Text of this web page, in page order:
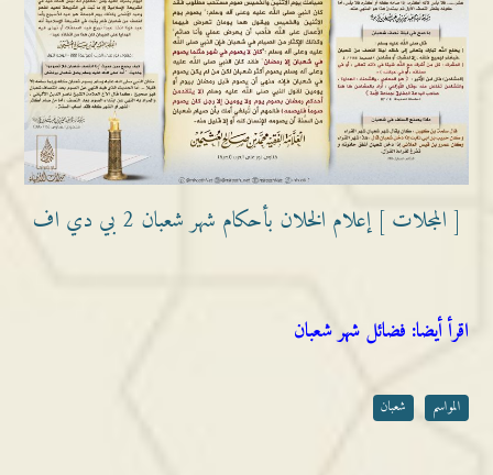
[ المجلات ] إعلام الخلان بأحكام شهر شعبان 2 بي دي اف
اقرأ أيضا: فضائل شهر شعبان
المواسم شعبان